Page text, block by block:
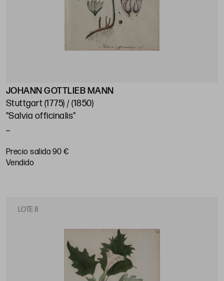
JOHANN GOTTLIEB MANN
Stuttgart (1775) / (1850)
"Salvia officinalis"
Precio salida 90 €
vendido
LOTE 8